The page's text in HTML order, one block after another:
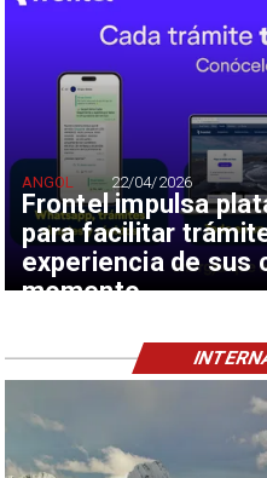
Frontel impulsa
para facilitar
experiencia de sus
momento
ANGOL 22/04/2026